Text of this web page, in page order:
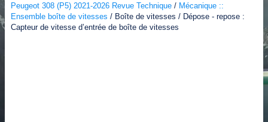
Peugeot 308 (P5) 2021-2026 Revue Technique / Mécanique ::
Ensemble boîte de vitesses / Boîte de vitesses / Dépose - repose :
Capteur de vitesse d’entrée de boîte de vitesses